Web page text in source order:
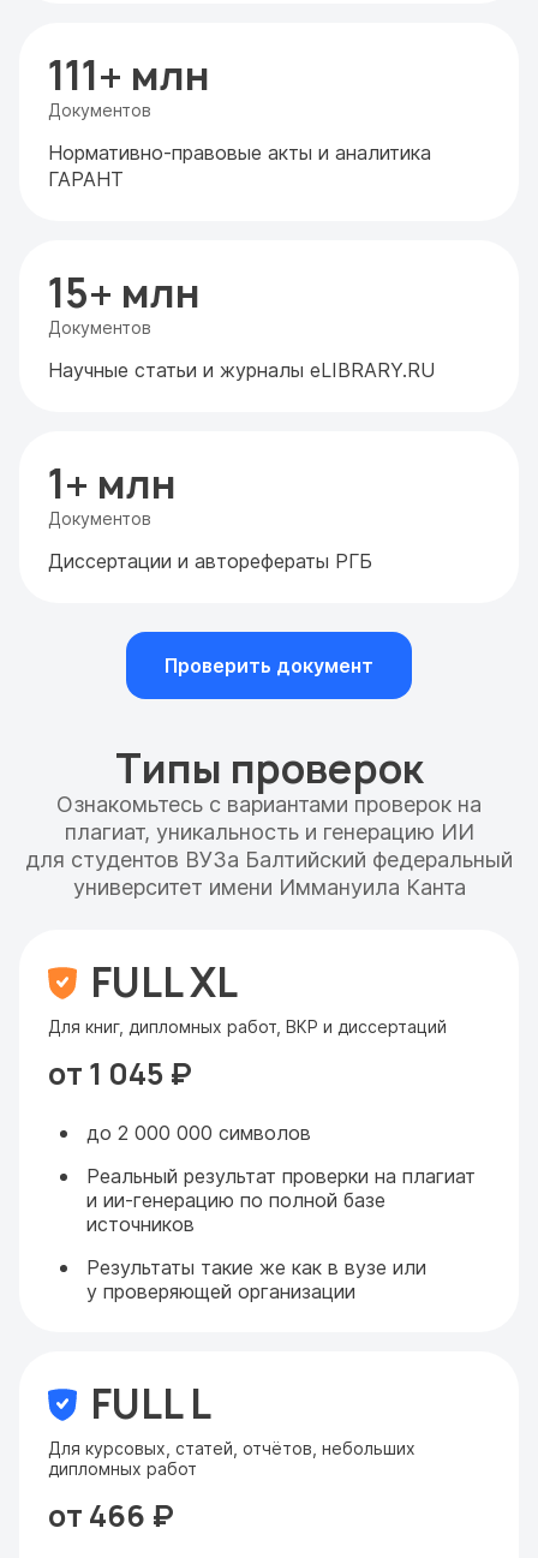
111+ млн
Документов
Нормативно-правовые акты и аналитика
ГАРАНТ
15+ млн
Документов
Научные статьи и журналы eLIBRARY.RU
1+ млн
Документов
Диссертации и авторефераты РГБ
Проверить документ
Типы проверок
Ознакомьтесь с вариантами проверок на
плагиат, уникальность и генерацию ИИ
для студентов ВУЗа Балтийский федеральный
университет имени Иммануила Канта
FULL XL
Для книг, дипломных работ, ВКР и диссертаций
от 1 045 ₽
до 2 000 000 символов
Реальный результат проверки на плагиат
и ии-генерацию по полной базе
источников
Результаты такие же как в вузе или
у проверяющей организации
FULL L
Для курсовых, статей, отчётов, небольших
дипломных работ
от 466 ₽